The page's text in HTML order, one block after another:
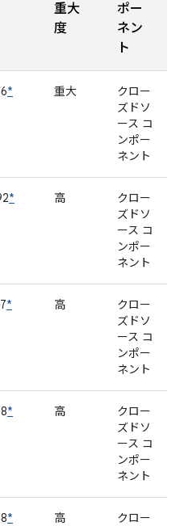
重大
度
ポー
ネン
ト
* 重大
クロー
ズドソ
ース コ
ンポー
ネント
* 高
クロー
ズドソ
ース コ
ンポー
ネント
* 高
クロー
ズドソ
ース コ
ンポー
ネント
* 高
クロー
ズドソ
ース コ
ンポー
ネント
* 高
クロー